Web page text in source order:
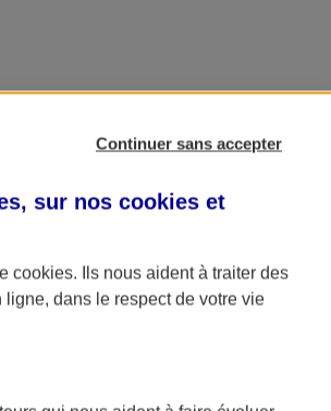
Continuer sans accepter
sur nos cookies et
cookies. Ils nous aident à traiter des
dans le respect de votre vie